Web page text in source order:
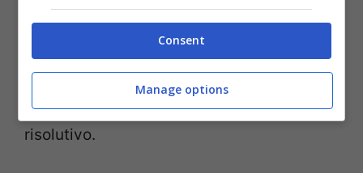
Se il problema sembra essere il fatto che
la mina sia troppo dura e che quindi non
scriva a sufficienza, c’è un metodo un po’
artigianale ma che potrebbe essere
risolutivo.
Consent
Manage options